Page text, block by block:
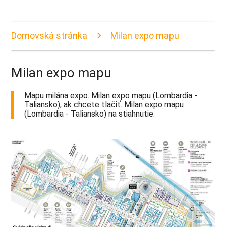
Domovská stránka Milan expo mapu
Milan expo mapu
Mapu milána expo. Milan expo mapu (Lombardia -
Taliansko), ak chcete tlačiť. Milan expo mapu
(Lombardia - Taliansko) na stiahnutie.